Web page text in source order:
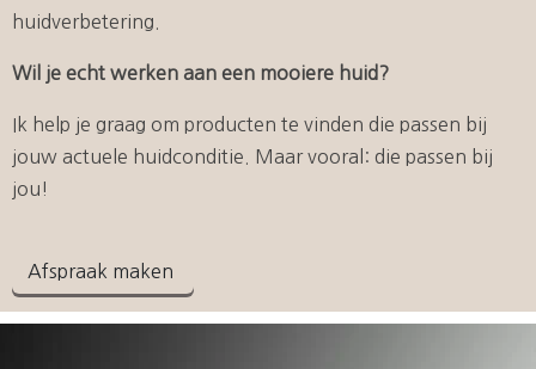
huidverbetering.
Wil je echt werken aan een mooiere huid?
Ik help je graag om producten te vinden die passen bij
jouw actuele huidconditie. Maar vooral: die passen bij
jou!
Afspraak maken